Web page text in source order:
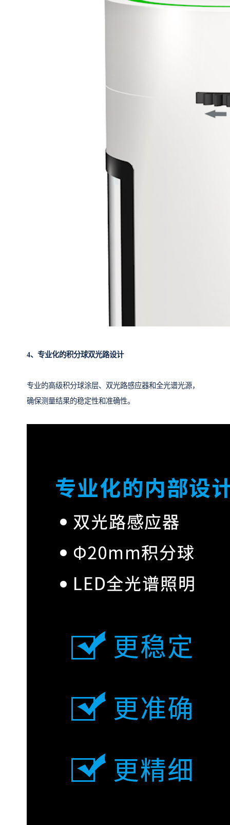
4、专业化的积分球双光路设计
专业的高级积分球涂层、双光路感应器和全光谱光源，
确保测量结果的稳定性和准确性。